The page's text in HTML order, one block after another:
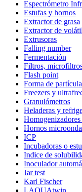
Espectrómetro
Estufas y hornos
Extractor de grasa
Extractor de
Extrusoras
Falling number
Fermentación
Filtros,
Flash point
Forma de
Freezers y
Granulómetros
Heladeras y
Hornos
ICP
Incubadoras o
Indice de
Inoculador
Jar test
Karl Fischer
LAQUAtwin